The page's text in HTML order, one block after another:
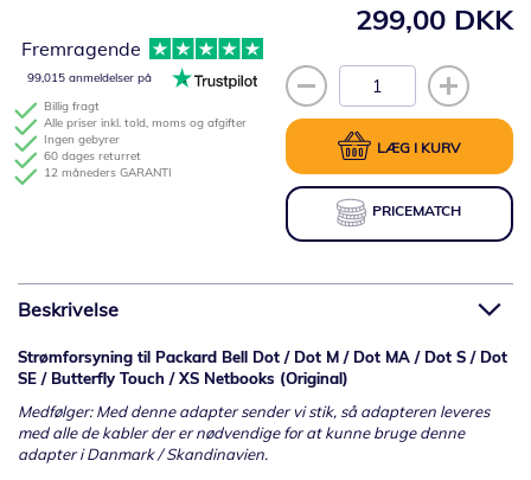
299,00 DKK
LÆG I KURV
PRICEMATCH
Billig fragt
Alle priser inkl. told, moms og afgifter
Ingen gebyrer
60 dages returret
12 måneders GARANTI
Fremragende
99,015 anmeldelser på
Beskrivelse
Strømforsyning til Packard Bell Dot / Dot M / Dot MA / Dot S / Dot
SE / Butterfly Touch / XS Netbooks (Original)
Medfølger: Med denne adapter sender vi stik, så adapteren leveres
med alle de kabler der er nødvendige for at kunne bruge denne
adapter i Danmark / Skandinavien.